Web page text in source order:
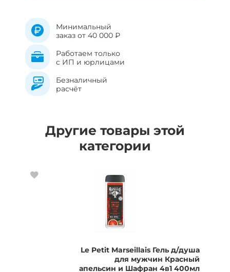
Минимальный
заказ от 40 000 ₽
Работаем только
с ИП и юрлицами
Безналичный
расчёт
Другие товары этой
категории
Le Petit Marseillais Гель д/душа
для мужчин Красный
апельсин и Шафран 4в1 400мл